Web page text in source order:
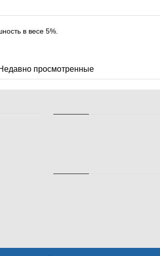
в весе 5%.
просмотренные